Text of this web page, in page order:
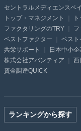
セントラルメディエンスペ
トップ・マネジメント
ファクタリングのTRY
フ
ベストファクター
ベスト
共栄サポート
日本中小
株式会社アバンティア
西
資金調達QUICK
ランキングから探す